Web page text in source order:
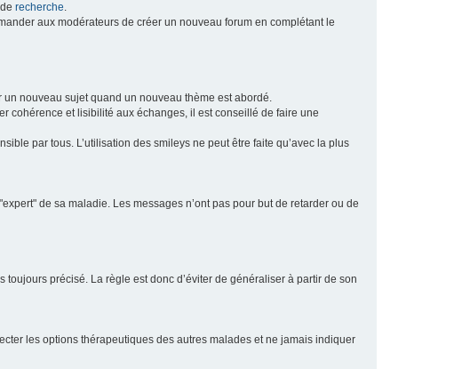
recherche.
aux modérateurs de créer un nouveau forum en complétant le
nouveau sujet quand un nouveau thème est abordé.
cohérence et lisibilité aux échanges, il est conseillé de faire une
par tous. L’utilisation des smileys ne peut être faite qu’avec la plus
de sa maladie. Les messages n’ont pas pour but de retarder ou de
précisé. La règle est donc d’éviter de généraliser à partir de son
les options thérapeutiques des autres malades et ne jamais indiquer